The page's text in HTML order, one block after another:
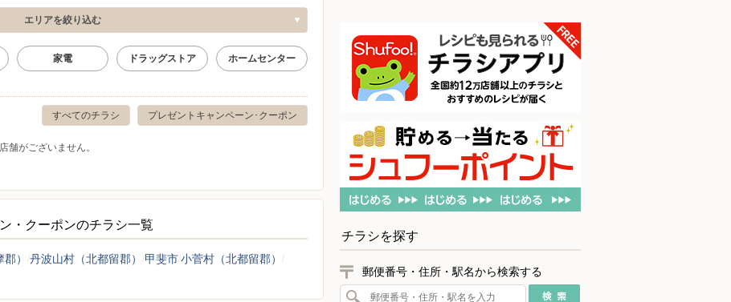
エリアを絞り込む
家電 ドラッグストア ホームセンター
プレゼントキャンペーン･クーポン
すべてのチラシ
舗がございません。
・クーポンのチラシ一覧
） 丹波山村（北都留郡） 甲斐市小菅村（北都留郡）
チラシを探す
郵便番号・住所・駅名から検索する